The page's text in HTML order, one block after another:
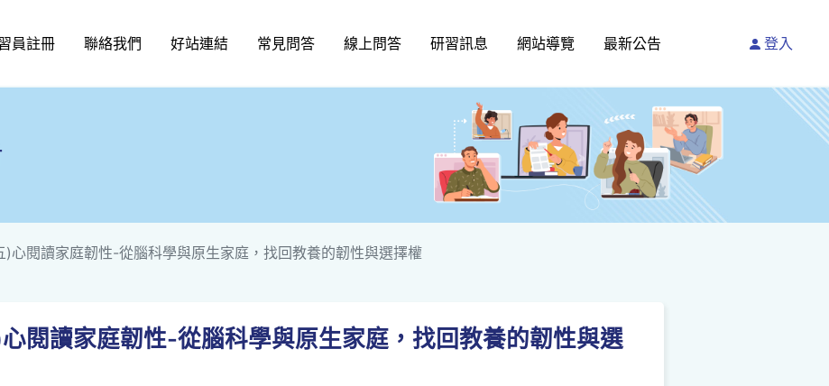
員註冊 聯絡我們 好站連結 常見問答 線上問答 研習訊息 網站導覽 最新公告 登入
心閱讀家庭韌性-從腦科學與原生家庭，找回教養的韌性與選擇權
閱讀家庭韌性-從腦科學與原生家庭，找回教養的韌性與選